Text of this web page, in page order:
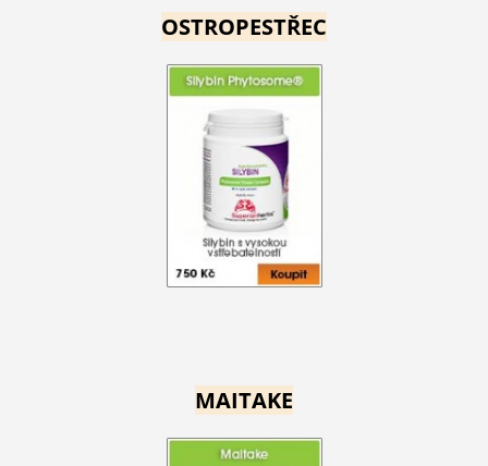
OSTROPESTŘEC
MAITAKE